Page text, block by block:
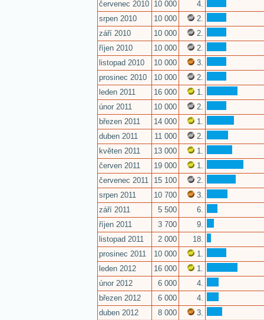
červenec 2010 10 000
4.
srpen 2010
10 000
2.
září 2010
10 000
2.
říjen 2010
10 000
2.
listopad 2010
10 000
3.
prosinec 2010
10 000
2.
leden 2011
16 000
1.
únor 2011
10 000
2.
březen 2011
14 000
1.
duben 2011
11 000
2.
květen 2011
13 000
1.
červen 2011
19 000
1.
červenec 2011
15 100
2.
srpen 2011
10 700
3.
září 2011
5 500
6.
říjen 2011
3 700
9.
listopad 2011
2 000
18.
prosinec 2011
10 000
1.
leden 2012
16 000
1.
únor 2012
6 000
4.
březen 2012
6 000
4.
duben 2012
8 000
3.